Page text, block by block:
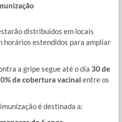
distribuídos em locais
horários estendidos para ampliar
a gripe segue até o dia 30 de
de cobertura vacinal entre os
é destinada a: